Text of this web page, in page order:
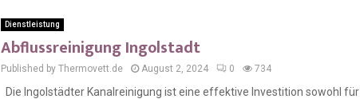
Dienstleistung
Abflussreinigung Ingolstadt
Published by Thermovett.de August 2, 2024 0 734
Die Ingolstädter Kanalreinigung ist eine effektive Investition sowohl für